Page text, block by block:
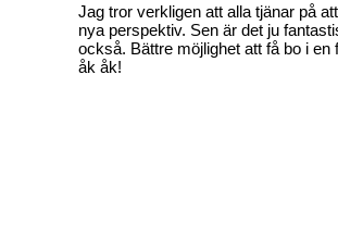
Jag tror verkligen att alla tjänar på
nya perspektiv. Sen är det ju
också. Bättre möjlighet att få bo i
åk åk!